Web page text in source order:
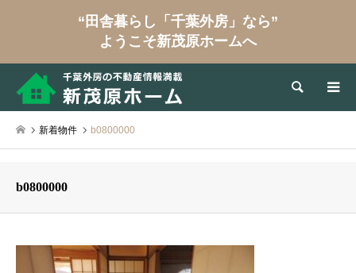
“田舎暮らし「千葉外房」なら”
ようこそ新茂原ホームへ
検索
新着物件 b0800000
b0800000